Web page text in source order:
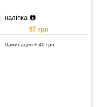
наліпка
97 грн
Ламинация + 40 грн